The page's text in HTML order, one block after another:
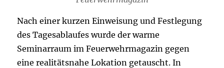
Nach einer kurzen Einweisung und Festlegung
des Tagesablaufes wurde der warme
Seminarraum im Feuerwehrmagazin gegen
eine realitätsnahe Lokation getauscht. In